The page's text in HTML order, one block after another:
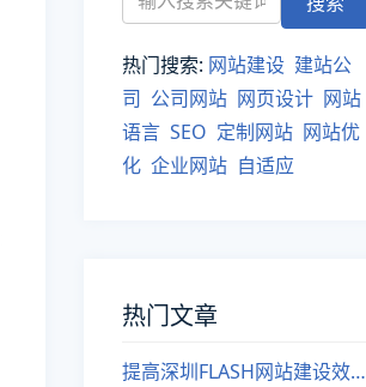
热门搜索: 网站建设 建站公
司 公司网站 网页设计 网站
语言 SEO 定制网站 网站优
化 企业网站 自适应
热门文章
提高深圳FLASH网站建设效率的建议